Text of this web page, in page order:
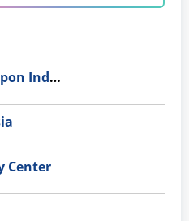
Lowongan Kerja PT Nippon Indosari Corpindo Tbk. Bulan Agustus 2026
Center